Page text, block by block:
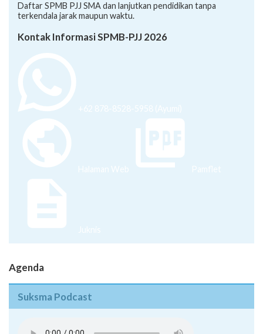
Daftar SPMB PJJ SMA dan lanjutkan pendidikan tanpa
terkendala jarak maupun waktu.
Kontak Informasi SPMB-PJJ 2026
+62 878-8528-5958 (Ayumi)
Halaman Web Pamflet
Juknis
Agenda
Suksma Podcast